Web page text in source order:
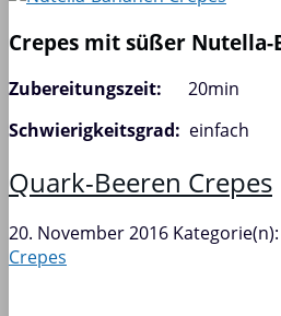
Crepes mit süßer Nutella-
Zubereitungszeit: 20min
Schwierigkeitsgrad: einfach
Quark-Beeren Crepes
20. November 2016 Kategorie(n):
Crepes